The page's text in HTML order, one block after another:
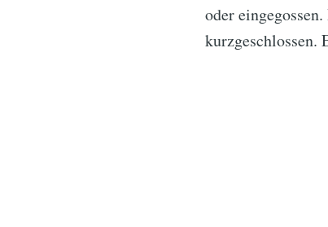
oder
kurzgeschlossen.